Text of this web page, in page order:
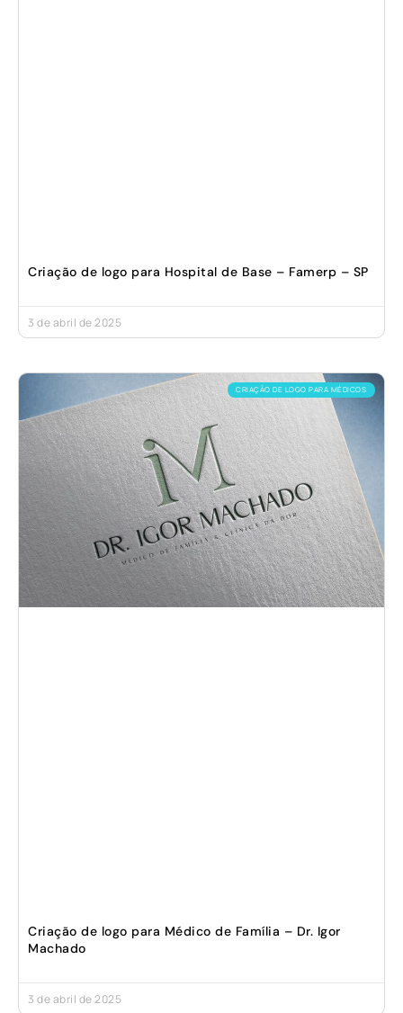
Criação de logo para Hospital de Base – Famerp – SP
3 de abril de 2025
CRIAÇÃO DE LOGO PARA MÉDICOS
Criação de logo para Médico de Família – Dr. Igor
Machado
3 de abril de 2025